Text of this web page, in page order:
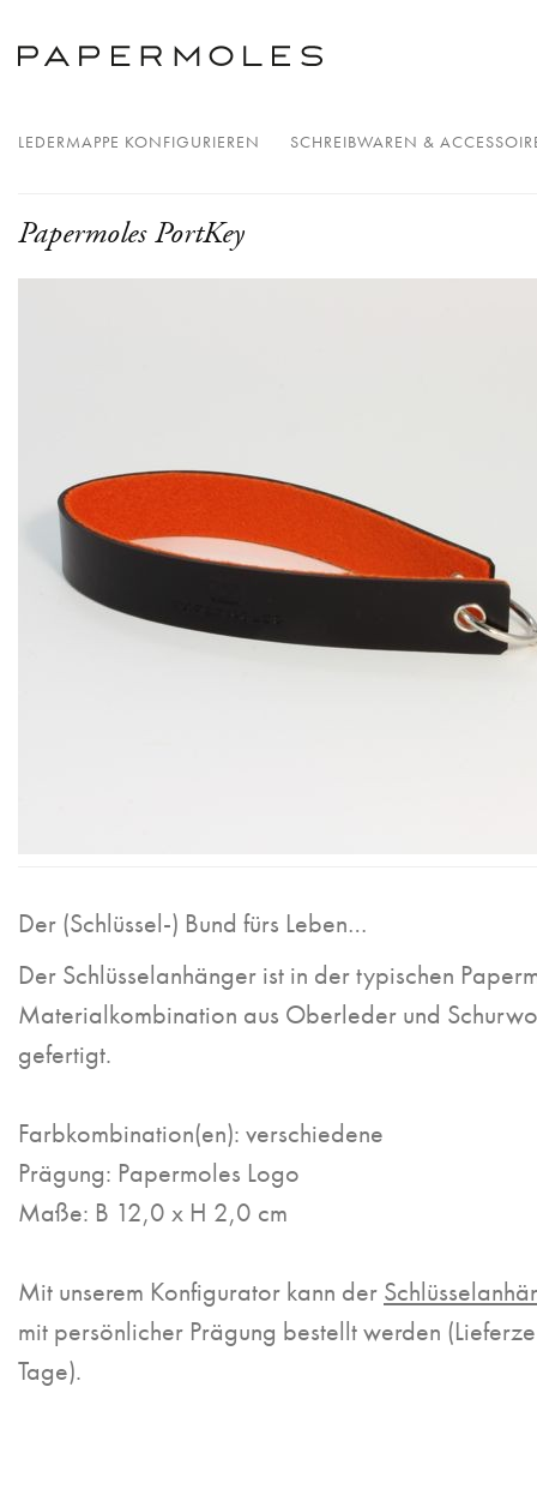
LEDERMAPPE KONFIGURIEREN SCHREIBWAREN &
Papermoles PortKey
Der (Schlüssel-) Bund fürs Leben…
Der Schlüsselanhänger ist in der typischen
Materialkombination aus Oberleder und
gefertigt.
Farbkombination(en): verschiedene
Prägung: Papermoles Logo
Maße: B 12,0 x H 2,0 cm
Mit unserem Konfigurator kann der
mit persönlicher Prägung bestellt werden
Tage).